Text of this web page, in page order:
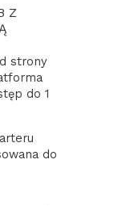
Z
strony
do 1
do